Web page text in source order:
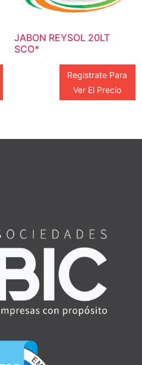
JABON REYSOL 20LT
SCO*
Registrate Para
Ver El Precio